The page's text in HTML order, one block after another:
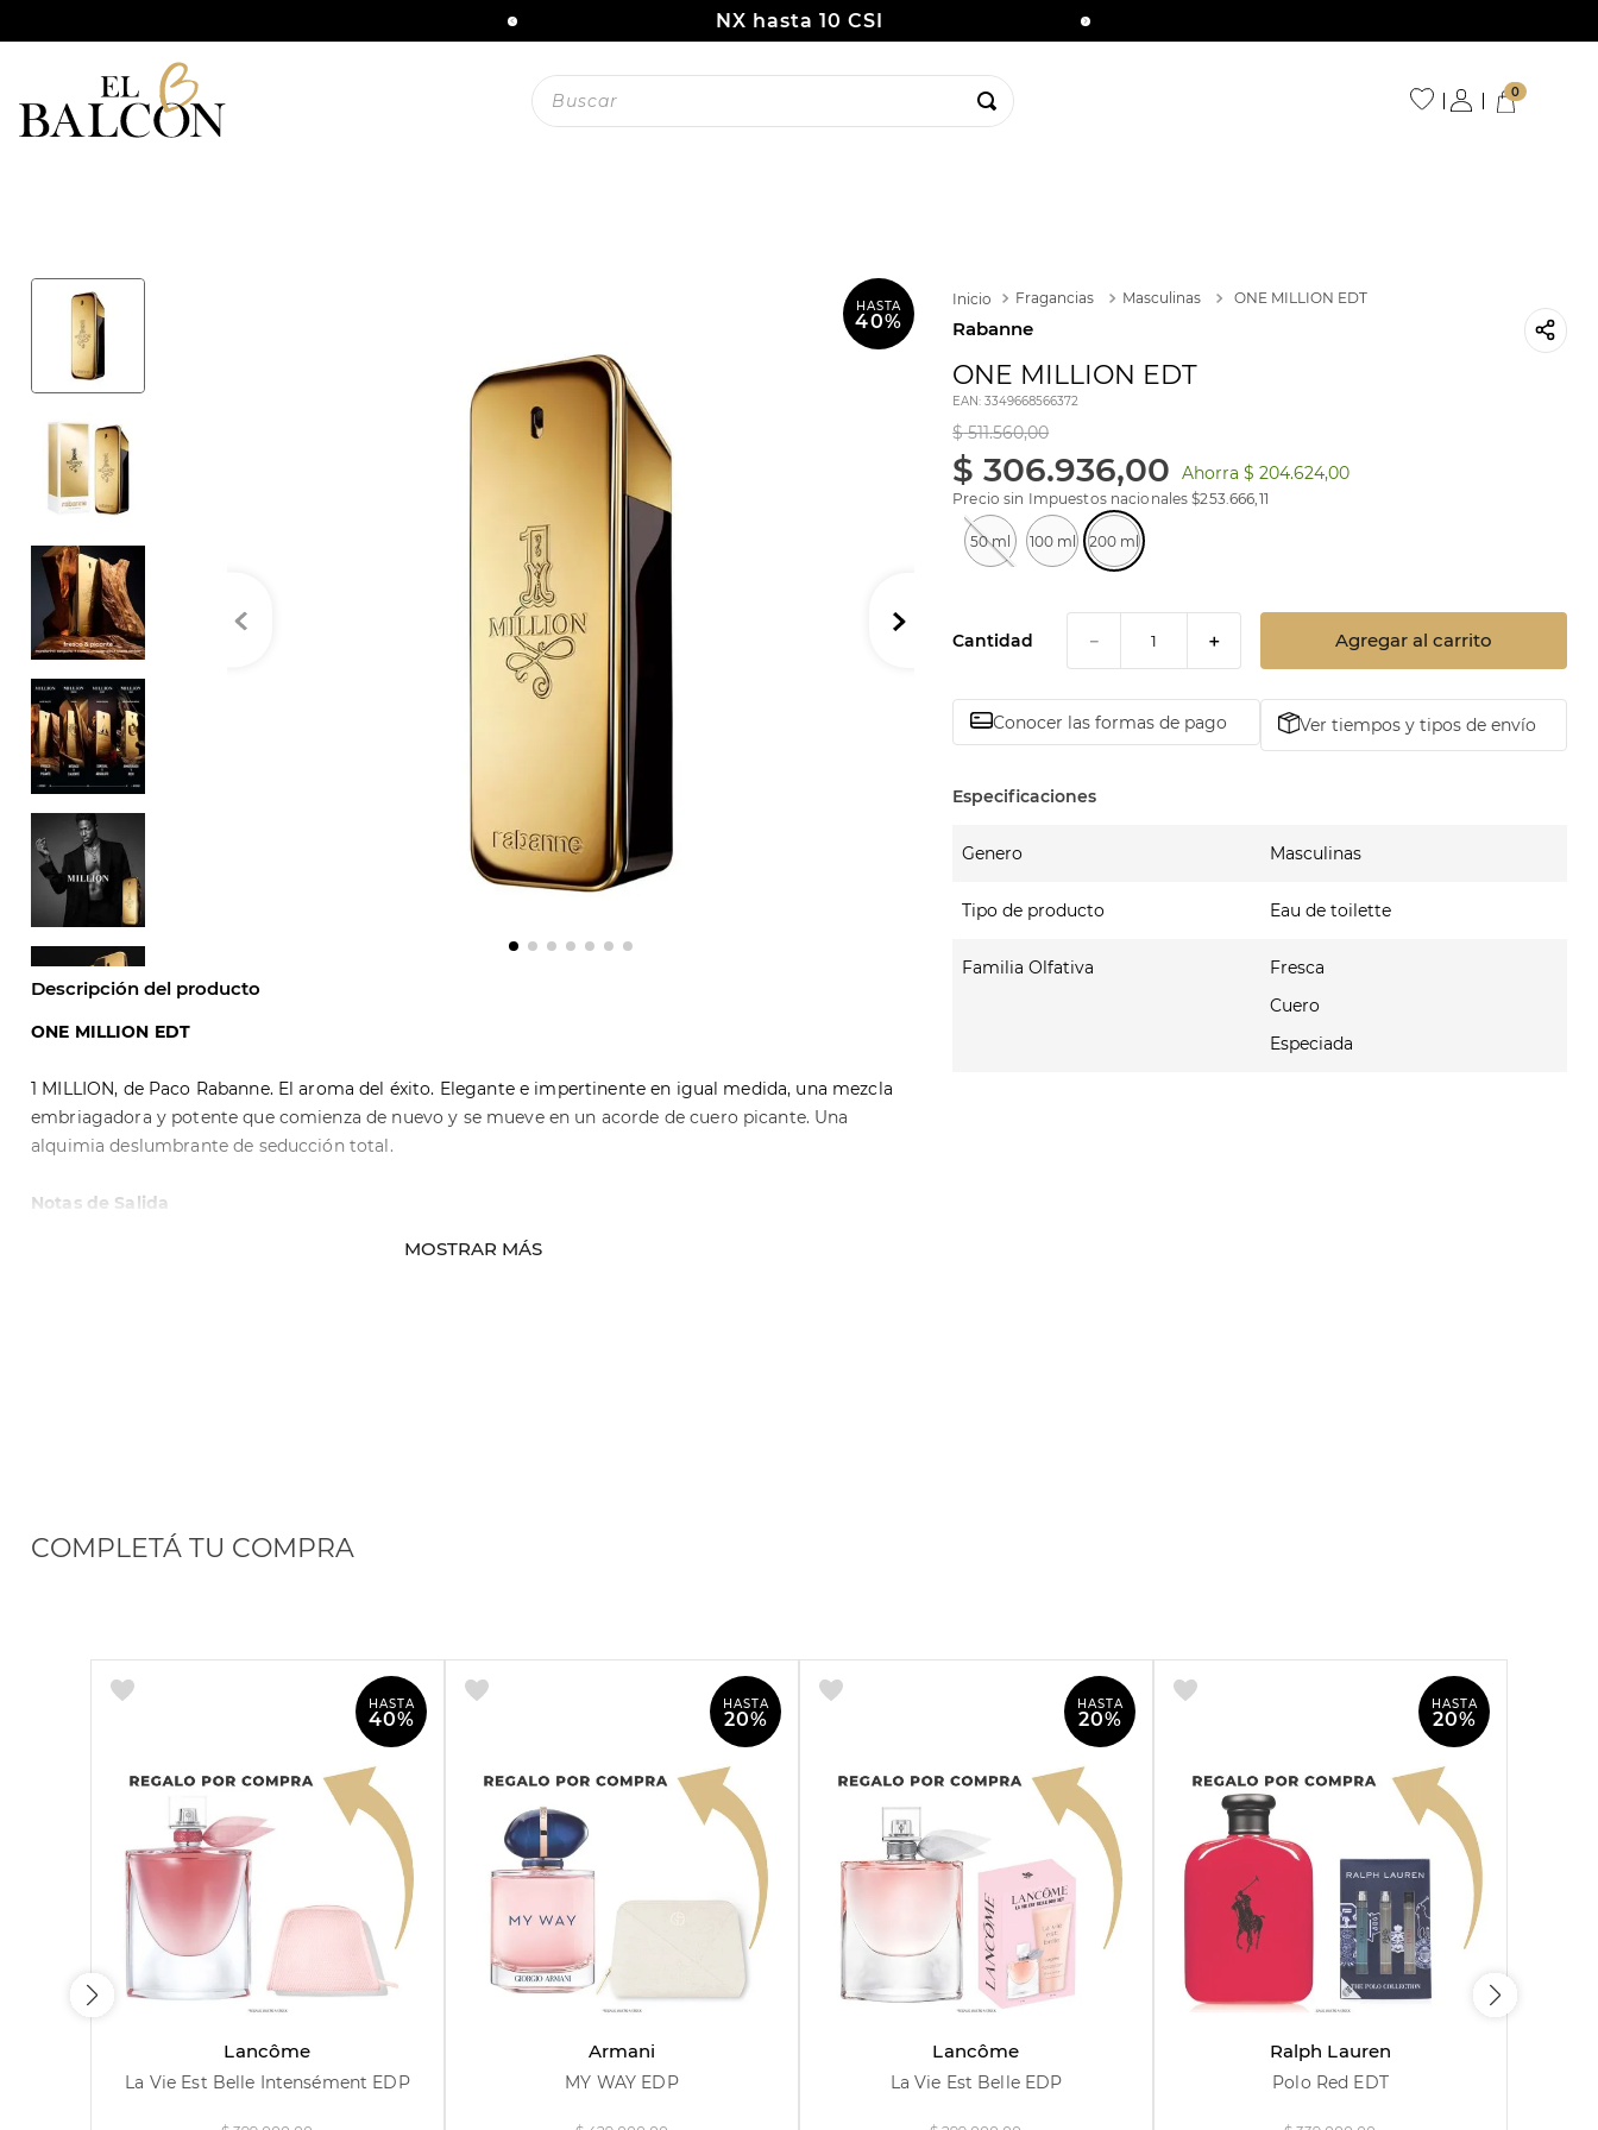
NX hasta 10 CSI
Buscar 0
HASTA
40%
Descripción del producto
ONE MILLION EDT
1 MILLION, de Paco Rabanne. El aroma del éxito. Elegante e impertinente en igual medida, una mezcla
embriagadora y potente que comienza de nuevo y se mueve en un acorde de cuero picante. Una
alquimia deslumbrante de seducción total.
Notas de Salida
MOSTRAR MÁS
Fragancias Masculinas ONE MILLION EDT
Rabanne
ONE MILLION EDT
EAN:3349668566372
$ 511.560,00
$ 306.936,00 Ahorra$ 204.624,00
Precio sin Impuestos nacionales $253.666,11
50 ml 100 ml 200 ml
Cantidad ＋
－ Agregar al carrito
Conocer las formas de pago Ver tiempos y tipos de envío
Genero Masculinas
Tipo de producto Eau de toilette
Familia Olfativa
Fresca
Cuero
Especiada
COMPLETÁ TU COMPRA
HASTA
40%
100 ml
Lancôme
La Vie Est Belle Intensément EDP
HASTA
20%
50 ml
Armani
MY WAY EDP
HASTA
20%
30 ml 75 ml
Lancôme
La Vie Est Belle EDP
HASTA
20%
125 ml
Ralph Lauren
Polo Red EDT